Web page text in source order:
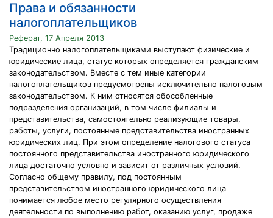
Права и обязанности
налогоплательщиков
Реферат, 17 Апреля 2013
Традиционно налогоплательщиками выступают физические и
юридические лица, статус которых определяется гражданским
законодательством. Вместе с тем иные категории
налогоплательщиков предусмотрены исключительно налоговым
законодательством. К ним относятся обособленные
подразделения организаций, в том числе филиалы и
представительства, самостоятельно реализующие товары,
работы, услуги, постоянные представительства иностранных
юридических лиц. При этом определение налогового статуса
постоянного представительства иностранного юридического
лица достаточно условно и зависит от различных условий.
Согласно общему правилу, под постоянным
представительством иностранного юридического лица
понимается любое место регулярного осуществления
деятельности по выполнению работ, оказанию услуг, продаже